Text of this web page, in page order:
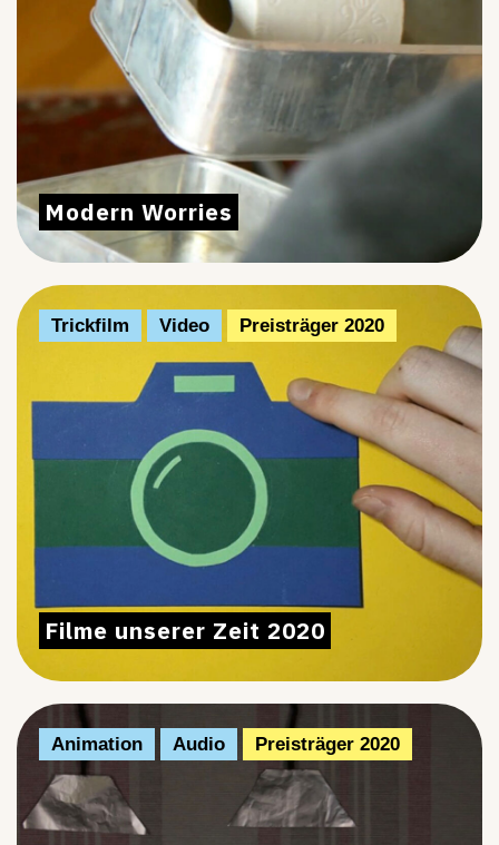
Modern Worries
Filme unserer Zeit 2020
Trickfilm Video Preisträger 2020
Animation Audio Preisträger 2020